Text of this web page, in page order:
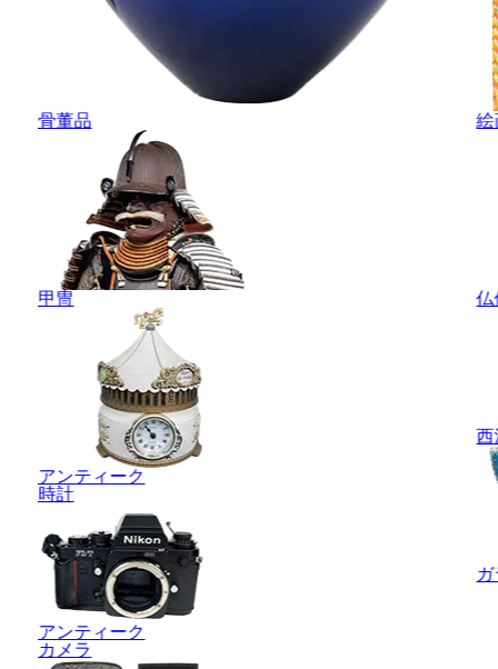
骨董品
甲冑
アンティーク
時計
アンティーク
カメラ
絵
仏
西